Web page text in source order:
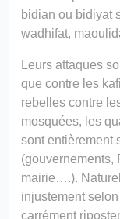
bidian ou bidiyat
wadhifat,
Leurs attaques
que contre les
rebelles contre
mosquées, les
sont entièrement
(gouvernements,
mairie….).
injustement
carrément